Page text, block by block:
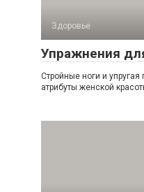
Здоровье
Упражнения
Стройные ноги и
атрибуты женской